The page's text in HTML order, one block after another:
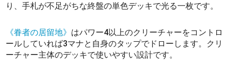
り、手札が不足がちな終盤の単色デッキで光る一枚です。
《眷者の居留地》 はパワー4以上のクリーチャーをコントロ
ールしていれば3マナと自身のタップでドローします。クリ
ーチャー主体のデッキで使いやすい設計です。